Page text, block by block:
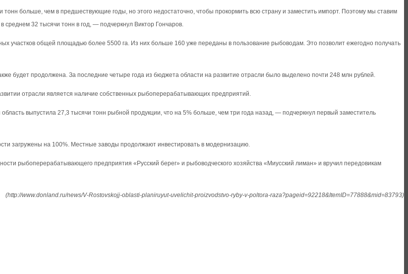
больше, чем в предшествующие годы, но этого недостаточно, чтобы прокормить всю страну и заместить импорт. Поэтому мы ставим
среднем 32 тысячи тонн в год, — подчеркнул Виктор Гончаров.
участков общей площадью более 5500 га. Из них больше 160 уже переданы в пользование рыбоводам. Это позволит ежегодно получать
будет продолжена. За последние четыре года из бюджета области на развитие отрасли было выделено почти 248 млн рублей.
отрасли является наличие собственных рыбоперерабатывающих предприятий.
выпустила 27,3 тысячи тонн рыбной продукции, что на 5% больше, чем три года назад, — подчеркнул первый заместитель
загружены на 100%. Местные заводы продолжают инвестировать в модернизацию.
рыбоперерабатывающего предприятия «Русский берег» и рыбоводческого хозяйства «Миусский лиман» и вручил передовикам
(http://www.donland.ru/news/V-Rostovskojj-oblasti-planiruyut-uvelichit-proizvodstvo-ryby-v-poltora-raza?pageid=92218&ItemID=77888&mid=83793)